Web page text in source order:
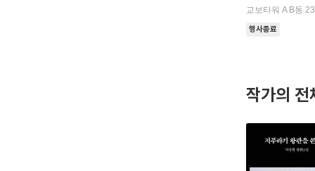
교보타워 A B동
행사종료
작가의 전